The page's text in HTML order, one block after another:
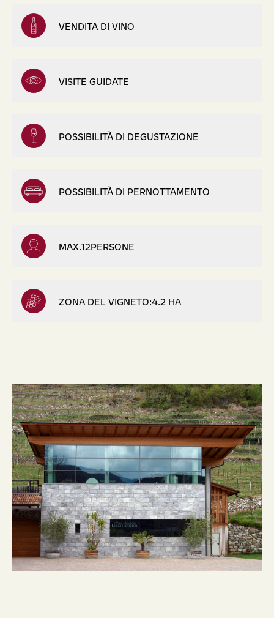
VENDITA DI VINO
VISITE GUIDATE
POSSIBILITÀ DI DEGUSTAZIONE
POSSIBILITÀ DI PERNOTTAMENTO
MAX.12PERSONE
ZONA DEL VIGNETO:4.2 HA